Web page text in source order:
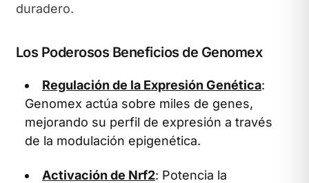
duradero.
Los Poderosos Beneficios de Genomex
Regulación de la Expresión Genética:
Genomex actúa sobre miles de genes,
mejorando su perfil de expresión a través
de la modulación epigenética.
Activación de Nrf2: Potencia la